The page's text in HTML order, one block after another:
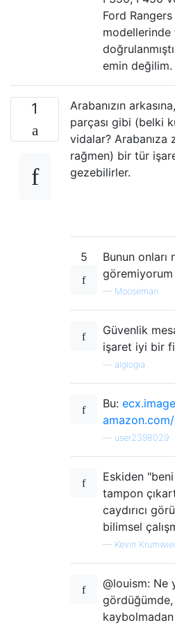
Ford
emin değilim.
1
Arabanızın
parçası gibi (belki
vidalar? Arabanıza
rağmen) bir tür
gezebilirler.
5
Bunun onları
göremiyorum
— Mooseman
Güvenlik
işaret iyi bir
algiogia
Bu:
user2398029
Eskiden
tampon
caydırıcı
bilimsel
— Kevin
@louism: Ne